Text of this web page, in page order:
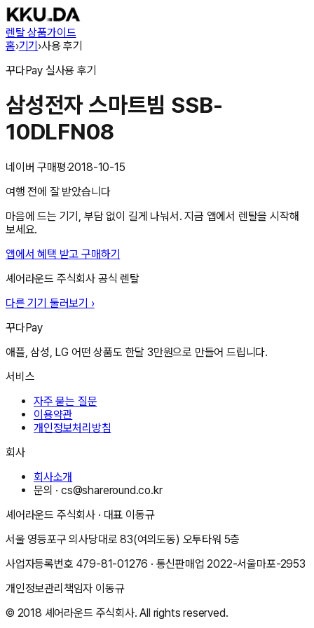
렌탈 상품가이드
홈›기기›사용 후기
꾸다Pay 실사용 후기
삼성전자 스마트빔 SSB-
10DLFN08
네이버 구매평·2018-10-15
여행 전에 잘 받았습니다
마음에 드는 기기, 부담 없이 길게 나눠서. 지금 앱에서 렌탈을 시작해
보세요.
앱에서 혜택 받고 구매하기
셰어라운드 주식회사 공식 렌탈
다른 기기 둘러보기 ›
꾸다Pay
애플, 삼성, LG 어떤 상품도 한달 3만원으로 만들어 드립니다.
서비스
자주 묻는 질문
이용약관
개인정보처리방침
회사
회사소개
문의 ·cs@shareround.co.kr
셰어라운드 주식회사 · 대표 이동규
서울 영등포구 의사당대로 83(여의도동) 오투타워 5층
사업자등록번호 479-81-01276 · 통신판매업2022-서울마포-2953
개인정보관리책임자 이동규
© 2018 셰어라운드 주식회사. All rights reserved.